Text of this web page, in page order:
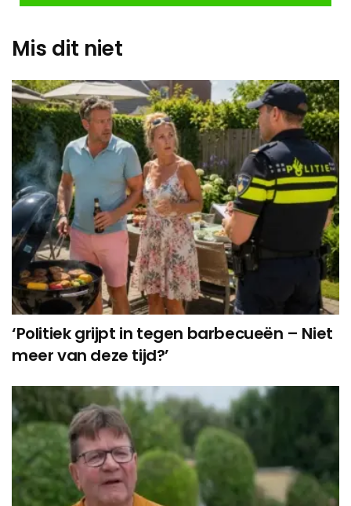
Mis dit niet
‘Politiek grijpt in tegen barbecueën – Niet
meer van deze tijd?’